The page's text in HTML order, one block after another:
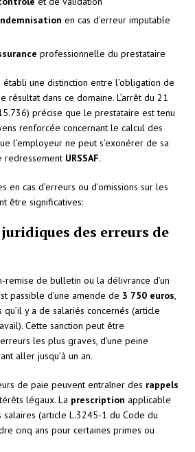
en cas d’erreur imputable
professionnelle du prestataire
établi une distinction entre l’obligation de
résultat dans ce domaine. L’arrêt du 21
précise que le prestataire est tenu
renforcée concernant le calcul des
l’employeur ne peut s’exonérer de sa
redressement URSSAF.
en cas d’erreurs ou d’omissions sur les
être significatives:
des erreurs de
remise de bulletin ou la délivrance d’un
passible d’une amende de 3 750 euros,
y a de salariés concernés (article
Cette sanction peut être
les plus graves, d’une peine
aller jusqu’à un an.
de paie peuvent entraîner des rappels
légaux. La prescription applicable
(article L.3245-1 du Code du
cinq ans pour certaines primes ou